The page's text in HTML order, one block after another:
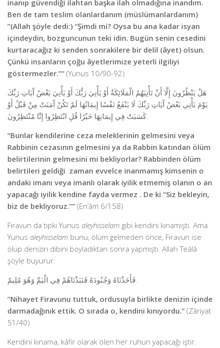
inanıp güvendiği ilahtan başka ilah olmadığına inandım.
Ben de tam teslim olanlardanım (müslümanlardanım)
”(Allah şöyle dedi:) “Şimdi mi? Oysa bu ana kadar isyan
içindeydin, bozguncunun teki idin. Bugün senin cesedini
kurtaracağız ki senden sonrakilere bir delil (âyet) olsun.
Çünkü insanların çoğu âyetlerimize yeterli ilgiliyi
göstermezler.”” (Yunus 10/90-92)
هَلْ يَنْظُرُونَ إِلَّا أَنْ تَأْتِيَهُمُ الْمَلَائِكَةُ أَوْ يَأْتِيَ رَبُّكَ أَوْ يَأْتِيَ بَعْضُ آَيَاتِ رَبِّكَ
يَوْمَ يَأْتِي بَعْضُ آَيَاتِ رَبِّكَ لَا يَنْفَعُ نَفْسًا إِيمَانُهَا لَمْ تَكُنْ آَمَنَتْ مِنْ قَبْلُ أَوْ
كَسَبَتْ فِي إِيمَانِهَا خَيْرًا قُلِ انْتَظِرُوا إِنَّا مُنْتَظِرُونَ.
“Bunlar kendilerine ceza meleklerinin gelmesini veya
Rabbinin cezasının gelmesini ya da Rabbin katından ölüm
belirtilerinin gelmesini mi bekliyorlar? Rabbinden ölüm
belirtileri geldiği zaman evvelce inanmamış kimsenin o
andaki imanı veya imanlı olarak iyilik etmemiş olanın o an
yapacağı iyilik kendine fayda vermez . De ki “Siz bekleyin,
biz de bekliyoruz.”” (En’âm 6/158)
Firavun da tıpkı Yunus aleyhisselam gibi kendini kınamıştı. Ama
Yunus aleyhisselam bunu, ölüm gelmeden önce, Firavun ise
ölüp denizin dibini boyladıktan sonra yapmıştı. Allah Teâlâ
şöyle buyurur:
فَأَخَذْنَاهُ وَجُنُودَهُ فَنَبَذْنَاهُمْ فِي الْيَمِّ وَهُوَ مُلِيمٌ.
“Nihayet Firavunu tuttuk, ordusuyla birlikte denizin içinde
darmadağınık ettik. O sırada o, kendini kınıyordu.” (Zâriyat
51/40)
Kendini kınama, kâfir olarak ölen her ruhun yapacağı iştir.